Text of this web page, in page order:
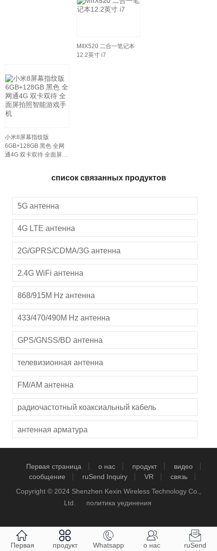
MIIX520 二合一笔记本
12.2英寸 i7
小米8屏幕指纹版
6GB+128GB 黑色 全网
通4G 双卡双待 全面屏拍
список связанных продуктов
5G антенна
4G LTE антенна
2G/GPRS/CDMA/3G антенна
2.4G WiFi антенна
868/915M Hz антенна
433/470/490M Hz антенна
GPS/GNSS/BD антенна
телевизионная антенна
FM/AM антенна
радиочастотный коаксиальный кабель
антенная арматура
Первая страница о нас продукт
видео
сообщение
ruSend Inquiry VR
связь
Copyright © 2024 Shenzhen Kexin Wireless Technology Co.,
Ltd.
политика уединения

Первая

продукт

Whatsapp

о нас

ruSend